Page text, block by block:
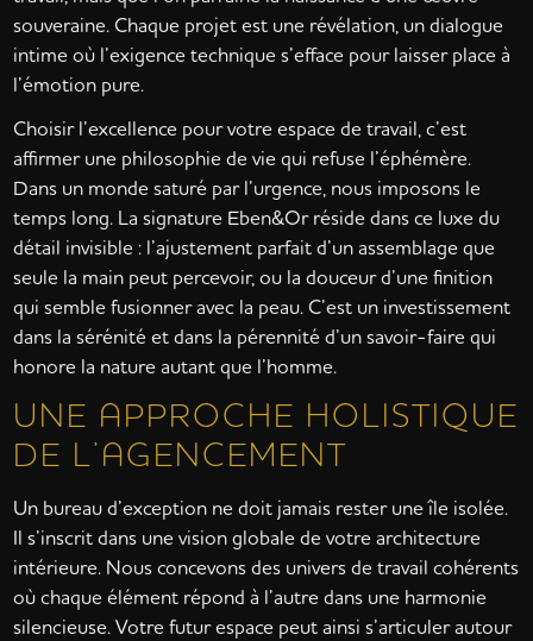
souveraine. Chaque projet est une révélation, un dialogue
intime où l’exigence technique s’efface pour laisser place à
l’émotion pure.
Choisir l’excellence pour votre espace de travail, c’est
affirmer une philosophie de vie qui refuse l’éphémère.
Dans un monde saturé par l’urgence, nous imposons le
temps long. La signature Eben&Or réside dans ce luxe du
détail invisible : l’ajustement parfait d’un assemblage que
seule la main peut percevoir, ou la douceur d’une finition
qui semble fusionner avec la peau. C’est un investissement
dans la sérénité et dans la pérennité d’un savoir-faire qui
honore la nature autant que l’homme.
UNE APPROCHE HOLISTIQUE
DE L’AGENCEMENT
Un bureau d’exception ne doit jamais rester une île isolée.
Il s’inscrit dans une vision globale de votre architecture
intérieure. Nous concevons des univers de travail cohérents
où chaque élément répond à l’autre dans une harmonie
silencieuse. Votre futur espace peut ainsi s’articuler autour